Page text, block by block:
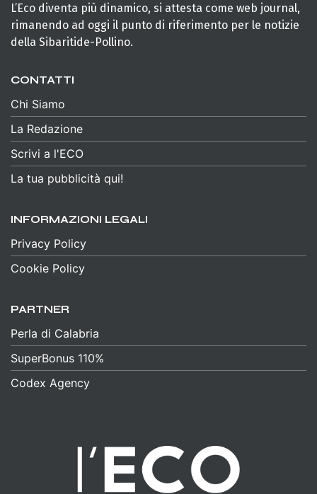
L’Eco diventa più dinamico, si attesta come web journal,
rimanendo ad oggi il punto di riferimento per le notizie
della Sibaritide-Pollino.
CONTATTI
Chi Siamo
La Redazione
Scrivi a l'ECO
La tua pubblicità qui!
INFORMAZIONI LEGALI
Privacy Policy
Cookie Policy
PARTNER
Perla di Calabria
SuperBonus 110%
Codex Agency